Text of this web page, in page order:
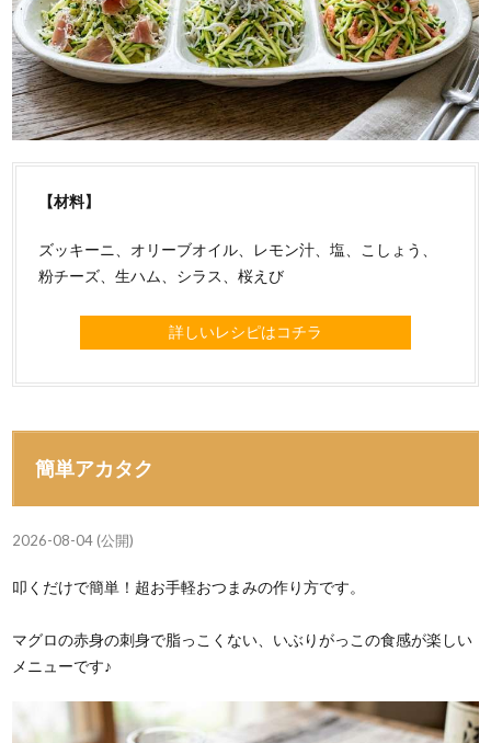
【材料】
ズッキーニ、オリーブオイル、レモン汁、塩、こしょう、
粉チーズ、生ハム、シラス、桜えび
詳しいレシピはコチラ
簡単アカタク
2026-08-04 (公開)
叩くだけで簡単！超お手軽おつまみの作り方です。
マグロの赤身の刺身で脂っこくない、いぶりがっこの食感が楽しい
メニューです♪